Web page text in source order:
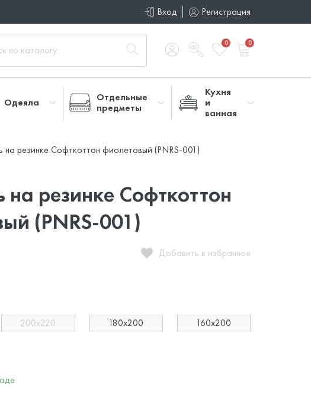
Вход Регистрация
0 0
Одеяла
Отдельные
предметы
Кухня
и
ванная
на резинке Софткоттон фиолетовый (PNRS-001)
на резинке Софткоттон
(PNRS-001)
Добавить в избранное
200x220 180x200
160x200